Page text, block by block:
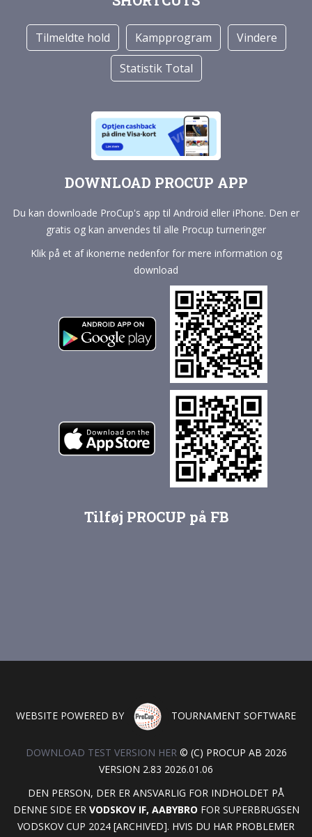
Tilmeldte hold Kampprogram
Vindere
Statistik Total
DOWNLOAD PROCUP APP
Du kan downloade ProCup's app til Android eller iPhone. Den er
gratis og kan anvendes til alle Procup turneringer
Klik på et af ikonerne nedenfor for mere information og
download
Tilføj PROCUP på FB
WEBSITE POWERED BY TOURNAMENT SOFTWARE
DOWNLOAD TEST VERSION HER © (C) PROCUP AB 2026
VERSION 2.83 2026.01.06
DEN PERSON, DER ER ANSVARLIG FOR INDHOLDET PÅ
DENNE SIDE ER VODSKOV IF, AABYBRO FOR SUPERBRUGSEN
VODSKOV CUP 2024 [ARCHIVED]. HVIS DU HAR PROBLEMER